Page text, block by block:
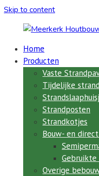
Skip to content
Meerkerk
Houtbouw
Home
Producten
Vaste
Tijdelijke
Strandposten
Strandkotjes
Bouw- en
Overige